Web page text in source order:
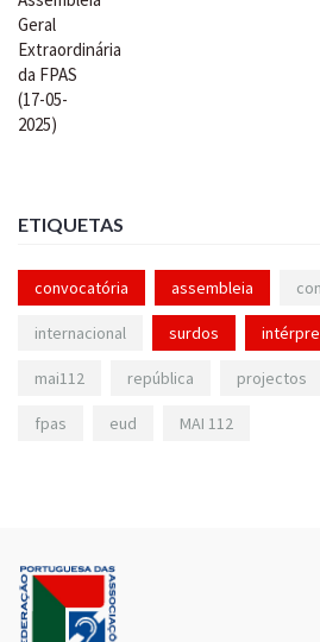
ETIQUETAS
convocatória assembleia
internacional surdos
mai112 república projectos
fpas eud MAI 112